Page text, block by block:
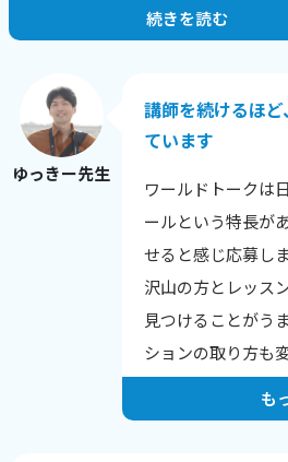
お一人・お一人の希望や目標にあ
す。
生徒さんの性格や興味のあること、
興味を持った理由から、その日の調
で、相手を知ることを心がけてい
英語に自信をなくした生徒さんが
ン後に安心される様子を見せてく
自分の言いたい事を英語で表現で
しいなどの、喜びの報告を受けた
もやりがいを感じます。
続きを読む
ゆっきー先生
講師を続けるほ
ています
ワールドトークは
ールという特長が
せると感じ応募し
沢山の方とレッス
見つけることがう
ションの取り方も
人は自分の短所に
も